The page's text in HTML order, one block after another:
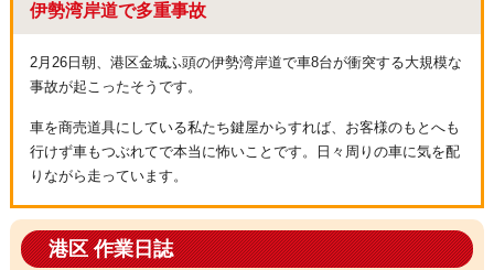
伊勢湾岸道で多重事故
2月26日朝、港区金城ふ頭の伊勢湾岸道で車8台が衝突する大規模な
事故が起こったそうです。
車を商売道具にしている私たち鍵屋からすれば、お客様のもとへも
行けず車もつぶれてで本当に怖いことです。日々周りの車に気を配
りながら走っています。
港区 作業日誌